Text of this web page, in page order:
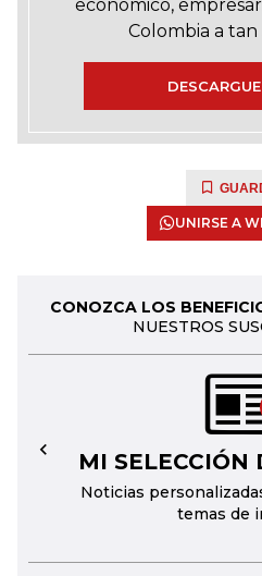
económico,
Colombia a
UNIRSE A
CONOZCA LOS
NUESTROS
MI SELECCIÓN
Noticias
temas de
←